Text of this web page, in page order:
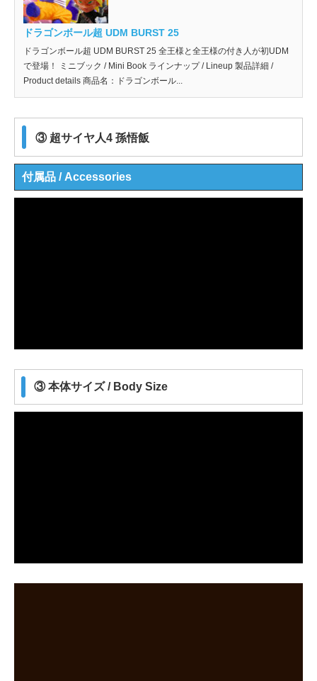
ドラゴンボール超 UDM BURST 25
ドラゴンボール超 UDM BURST 25 全王様と全王様の付き人が初UDM
で登場！ ミニブック / Mini Book ラインナップ / Lineup 製品詳細 /
Product details 商品名：ドラゴンボール...
③ 超サイヤ人4 孫悟飯
付属品 / Accessories
③ 本体サイズ / Body Size